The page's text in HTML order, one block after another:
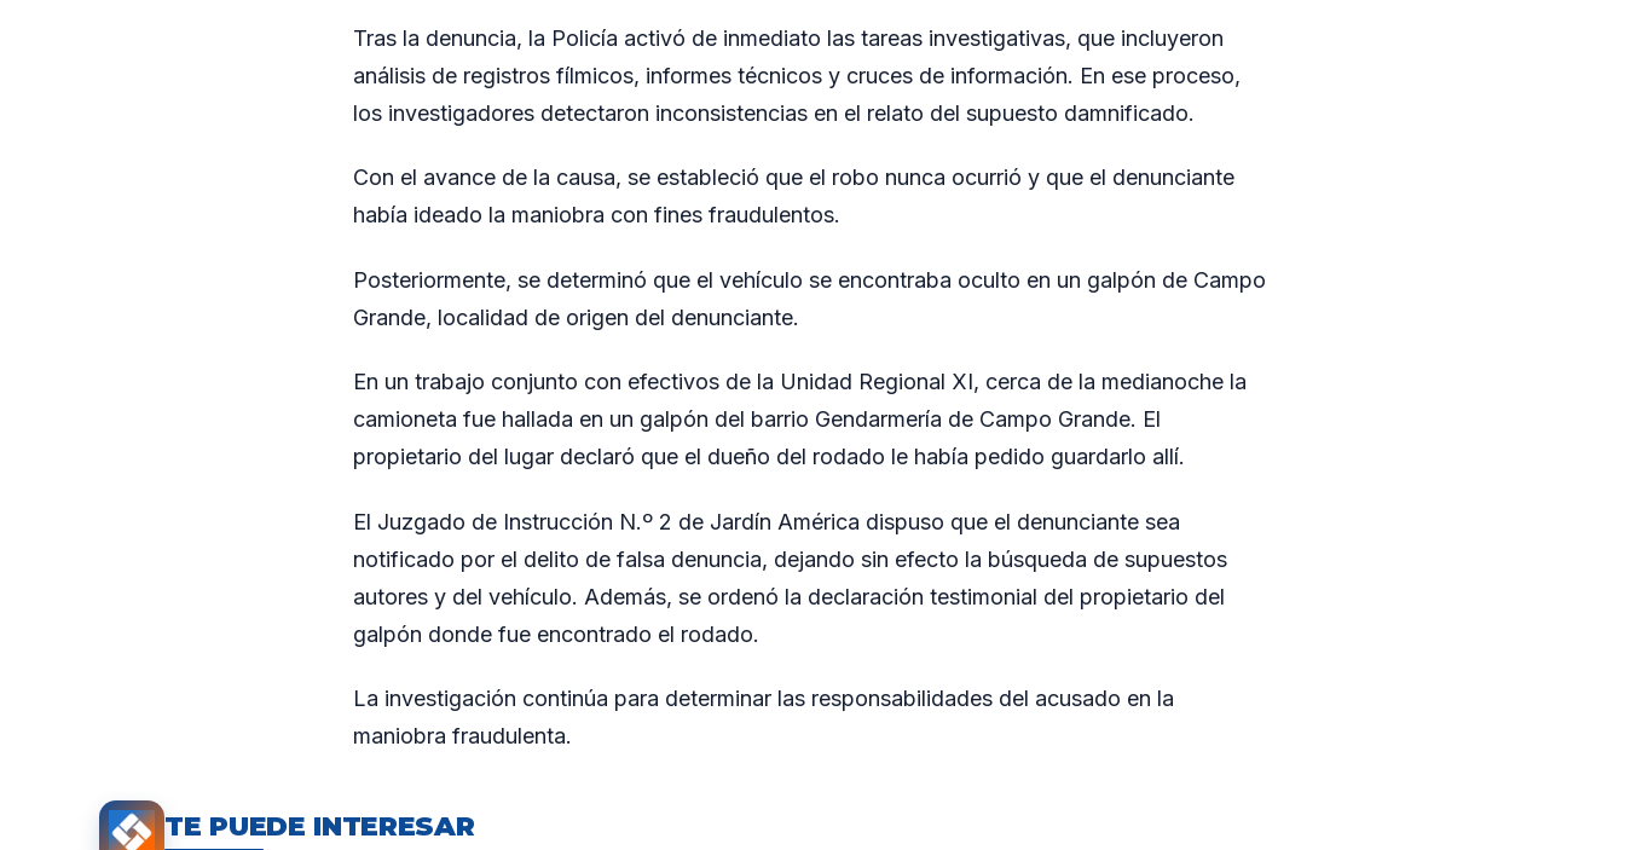
Tras la denuncia, la Policía activó de inmediato las tareas investigativas, que incluyeron
análisis de registros fílmicos, informes técnicos y cruces de información. En ese proceso,
los investigadores detectaron inconsistencias en el relato del supuesto damnificado.
Con el avance de la causa, se estableció que el robo nunca ocurrió y que el denunciante
había ideado la maniobra con fines fraudulentos.
Posteriormente, se determinó que el vehículo se encontraba oculto en un galpón de Campo
Grande, localidad de origen del denunciante.
En un trabajo conjunto con efectivos de la Unidad Regional XI, cerca de la medianoche la
camioneta fue hallada en un galpón del barrio Gendarmería de Campo Grande. El
propietario del lugar declaró que el dueño del rodado le había pedido guardarlo allí.
El Juzgado de Instrucción N.º 2 de Jardín América dispuso que el denunciante sea
notificado por el delito de falsa denuncia, dejando sin efecto la búsqueda de supuestos
autores y del vehículo. Además, se ordenó la declaración testimonial del propietario del
galpón donde fue encontrado el rodado.
La investigación continúa para determinar las responsabilidades del acusado en la
maniobra fraudulenta.
TE PUEDE INTERESAR